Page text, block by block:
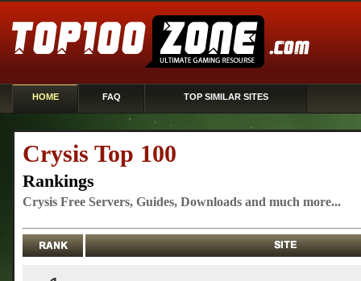
HOME FAQ TOP SIMILAR SITES
Crysis Top 100
Rankings
Crysis Free Servers, Guides, Downloads and much more...